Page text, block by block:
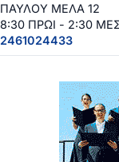
ΠΑΥΛΟΥ ΜΕΛΑ 12
8:30 ΠΡΩΙ - 2:30
2461024433